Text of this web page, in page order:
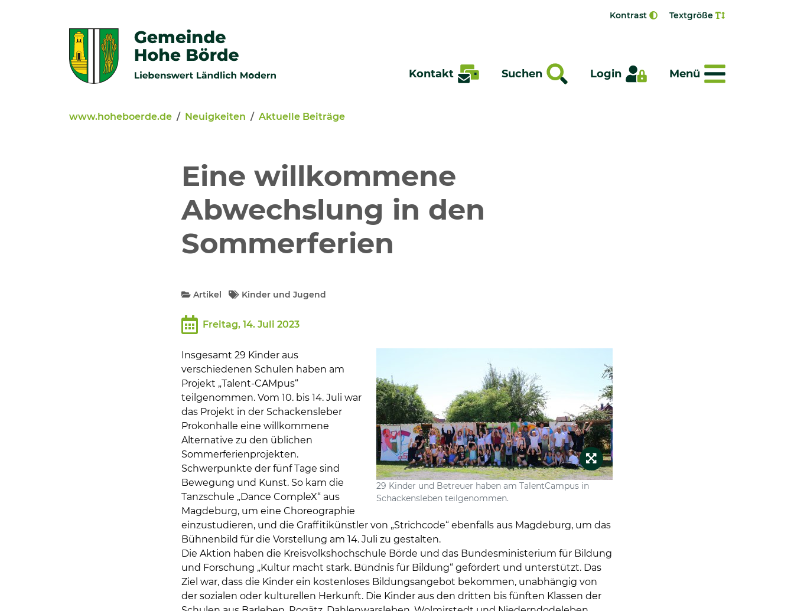
Kontrast Textgröße
Kontakt Suchen Login Menü
Menü
Veröffentlichungen
Wirtschaft, Bauen, Verkehr
Tourismus, Freizeit, Dorfleben
Ehrenamt und Engagement
www.hoheboerde.de Neuigkeiten Aktuelle Beiträge
Eine willkommene
Abwechslung in den
Sommerferien
Artikel Kinder und Jugend
Freitag, 14. Juli 2023
29 Kinder und Betreuer haben am TalentCampus in
Schackensleben teilgenommen.
Insgesamt 29 Kinder aus
verschiedenen Schulen haben am
Projekt „Talent-CAMpus“
teilgenommen. Vom 10. bis 14. Juli war
das Projekt in der Schackensleber
Prokonhalle eine willkommene
Alternative zu den üblichen
Sommerferienprojekten.
Schwerpunkte der fünf Tage sind
Bewegung und Kunst. So kam die
Tanzschule „Dance CompleX“ aus
Magdeburg, um eine Choreographie
einzustudieren, und die Graffitikünstler von „Strichcode“ ebenfalls aus Magdeburg, um das
Bühnenbild für die Vorstellung am 14. Juli zu gestalten.
Die Aktion haben die Kreisvolkshochschule Börde und das Bundesministerium für Bildung
und Forschung „Kultur macht stark. Bündnis für Bildung“ gefördert und unterstützt. Das
Ziel war, dass die Kinder ein kostenloses Bildungsangebot bekommen, unabhängig von
der sozialen oder kulturellen Herkunft. Die Kinder aus den dritten bis fünften Klassen der